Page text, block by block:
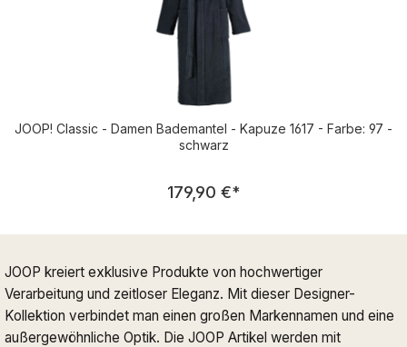
JOOP! Classic - Damen Bademantel - Kapuze 1617 - Farbe: 97 -
schwarz
Regulärer Preis:
179,90 €*
JOOP kreiert exklusive Produkte von hochwertiger
Verarbeitung und zeitloser Eleganz. Mit dieser Designer-
Kollektion verbindet man einen großen Markennamen und eine
außergewöhnliche Optik. Die JOOP Artikel werden mit